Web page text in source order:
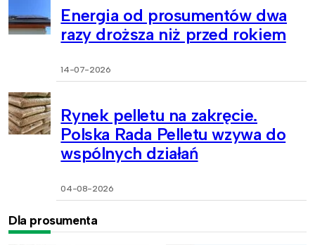
Energia od prosumentów dwa
razy droższa niż przed rokiem
14-07-2026
Rynek pelletu na zakręcie.
Polska Rada Pelletu wzywa do
wspólnych działań
04-08-2026
Dla prosumenta